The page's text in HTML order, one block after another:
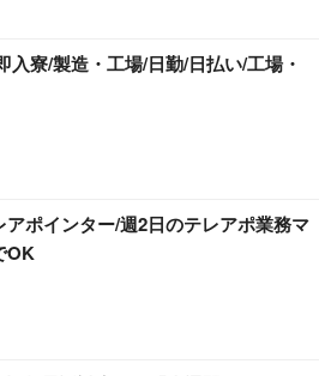
入寮/製造・工場/日勤/日払い/工場・
ポインター/週2日のテレアポ業務マ
OK